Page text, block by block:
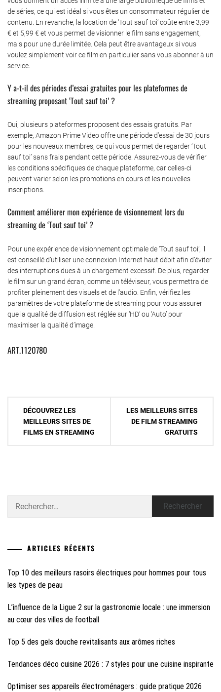
de séries, ce qui est idéal si vous êtes un consommateur régulier de
contenu. En revanche, la location de ‘Tout sauf toi’ coûte entre 3,99
€ et 5,99 € et vous permet de visionner le film sans engagement,
mais pour une durée limitée. Cela peut être avantageux si vous
voulez simplement voir ce film en particulier sans vous abonner à un
service.
Y a-t-il des périodes d’essai gratuites pour les plateformes de
streaming proposant ‘Tout sauf toi’ ?
Oui, plusieurs plateformes proposent des essais gratuits. Par
exemple, Amazon Prime Video offre une période d’essai de 30 jours
pour les nouveaux membres, ce qui vous permet de regarder ‘Tout
sauf toi’ sans frais pendant cette période. Assurez-vous de vérifier
les conditions spécifiques de chaque plateforme, car celles-ci
peuvent varier selon les promotions en cours et les nouvelles
inscriptions.
Comment améliorer mon expérience de visionnement lors du
streaming de ‘Tout sauf toi’ ?
Pour une expérience de visionnement optimale de ‘Tout sauf toi’, il
est conseillé d’utiliser une connexion Internet haut débit afin d’éviter
des interruptions dues à un chargement excessif. De plus, regarder
le film sur un grand écran, comme un téléviseur, vous permettra de
profiter pleinement des visuels et de l’audio. Enfin, vérifiez les
paramètres de votre plateforme de streaming pour vous assurer
que la qualité de diffusion est réglée sur ‘HD’ ou ‘Auto’ pour
maximiser la qualité d’image.
ART.1120780
Navigation
l’article
DÉCOUVREZ LES
MEILLEURS SITES DE
FILMS EN STREAMING
LES MEILLEURS SITES
DE FILM STREAMING
GRATUITS
ARTICLES RÉCENTS
Top 10 des meilleurs rasoirs électriques pour hommes pour tous
les types de peau
L’influence de la Ligue 2 sur la gastronomie locale : une immersion
au cœur des villes de football
Top 5 des gels douche revitalisants aux arômes riches
Tendances déco cuisine 2026 : 7 styles pour une cuisine inspirante
Optimiser ses appareils électroménagers : guide pratique 2026